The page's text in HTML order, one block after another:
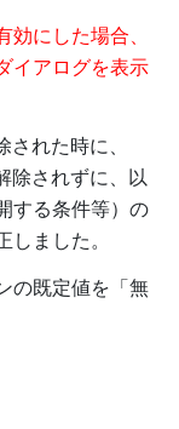
効にした場合、
イアログを表示
れた時に、
除されずに、以
する条件等）の
しました。
の既定値を「無